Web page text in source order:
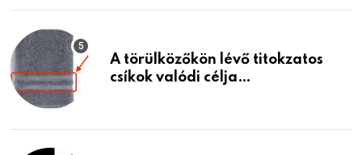
A törülközőkön lévő titokzatos
csíkok valódi célja…